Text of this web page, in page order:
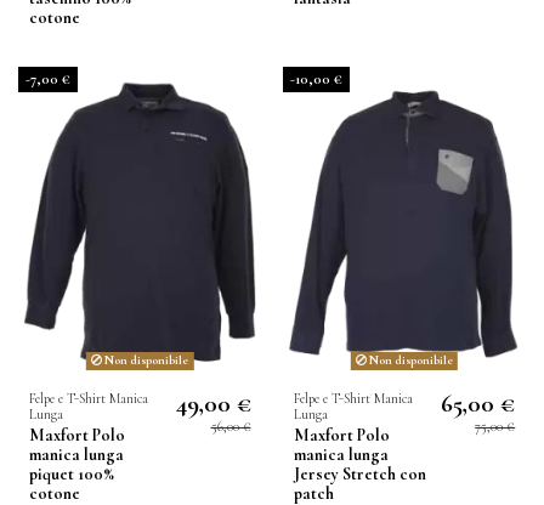
cotone
-7,00 €
Non disponibile
Felpe e T-Shirt Manica
Lunga
Maxfort Polo
manica lunga
piquet 100%
cotone
49,00 €
56,00 €
-10,00 €
Non disponibile
Felpe e T-Shirt Manica
Lunga
Maxfort Polo
manica lunga
Jersey Stretch con
patch
65,00 €
75,00 €